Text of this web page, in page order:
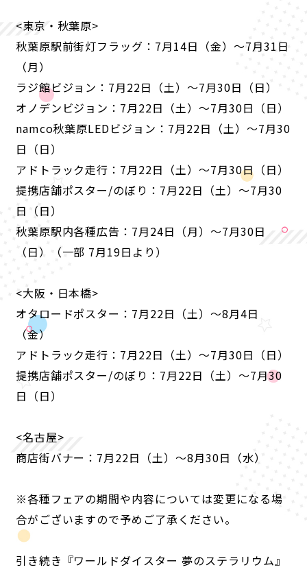
<東京・秋葉原>
秋葉原駅前街灯フラッグ：7月14日（金）〜7月31日
（月）
ラジ館ビジョン：7月22日（土）〜7月30日（日）
オノデンビジョン：7月22日（土）〜7月30日（日）
namco秋葉原LEDビジョン：7月22日（土）〜7月30
日（日）
アドトラック走行：7月22日（土）〜7月30日（日）
提携店舗ポスター/のぼり：7月22日（土）〜7月30
日（日）
秋葉原駅内各種広告：7月24日（月）〜7月30日
（日）（一部 7月19日より）
<大阪・日本橋>
オタロードポスター：7月22日（土）〜8月4日
（金）
アドトラック走行：7月22日（土）〜7月30日（日）
提携店舗ポスター/のぼり：7月22日（土）〜7月30
日（日）
<名古屋>
商店街バナー：7月22日（土）〜8月30日（水）
※各種フェアの期間や内容については変更になる場
合がございますので予めご了承ください。
引き続き『ワールドダイスター 夢のステラリウム』